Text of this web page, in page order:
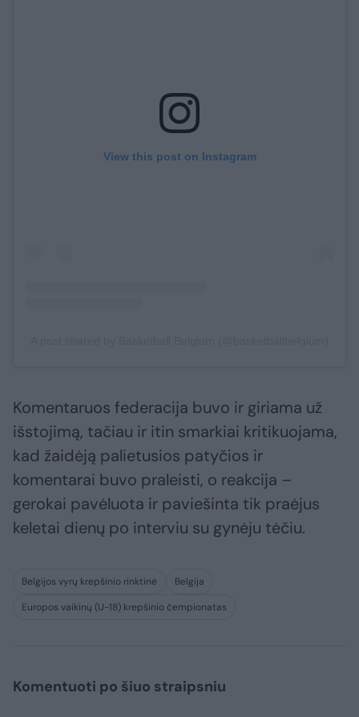
View this post on Instagram
Komentaruos federacija buvo ir giriama už
išstojimą, tačiau ir itin smarkiai kritikuojama,
kad žaidėją palietusios patyčios ir
komentarai buvo praleisti, o reakcija –
gerokai pavėluota ir paviešinta tik praėjus
keletai dienų po interviu su gynėju tėčiu.
Belgijos vyrų krepšinio rinktinė
Belgija
Europos vaikinų (U-18) krepšinio čempionatas
Komentuoti po šiuo straipsniu